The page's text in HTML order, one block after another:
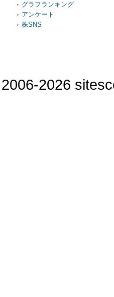
グラフランキング
アンケート
株SNS
2026